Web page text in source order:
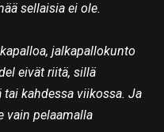
sellaisia ei ole.
jalkapallokunto
eivät riitä, sillä
kahdessa viikossa. Ja
vain pelaamalla